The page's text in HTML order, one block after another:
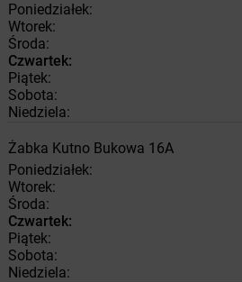
Poniedziałek:
Wtorek:
Środa:
Czwartek:
Piątek:
Sobota:
Niedziela:
Żabka Kutno Bukowa 16A
Poniedziałek:
Wtorek:
Środa:
Czwartek:
Piątek:
Sobota:
Niedziela: